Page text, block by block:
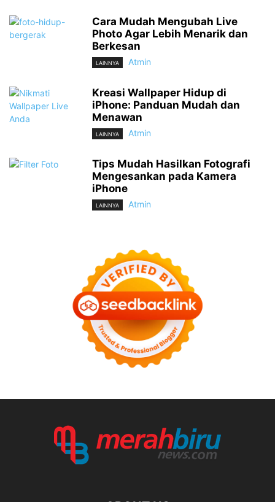
Cara Mudah Mengubah Live
Photo Agar Lebih Menarik dan
Berkesan
LAINNYA Atmin
Kreasi Wallpaper Hidup di
iPhone: Panduan Mudah dan
Menawan
LAINNYA Atmin
Tips Mudah Hasilkan Fotografi
Mengesankan pada Kamera
iPhone
LAINNYA Atmin